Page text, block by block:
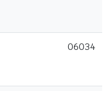
06034